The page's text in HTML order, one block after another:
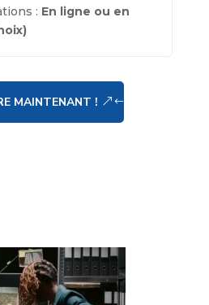
: En ligne ou en
MAINTENANT !